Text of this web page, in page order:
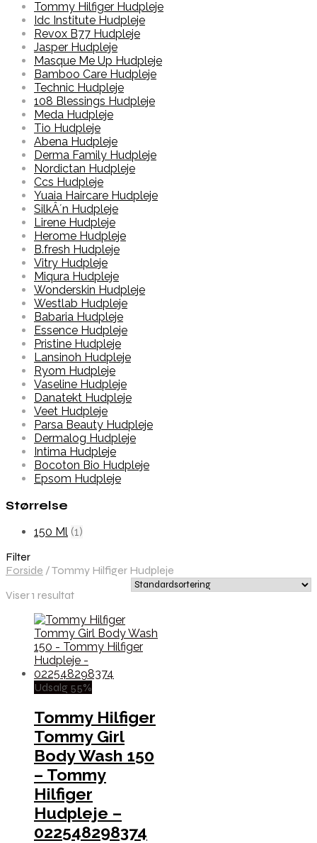
Tommy Hilfiger Hudpleje
Idc Institute Hudpleje
Revox B77 Hudpleje
Jasper Hudpleje
Masque Me Up Hudpleje
Bamboo Care Hudpleje
Technic Hudpleje
108 Blessings Hudpleje
Meda Hudpleje
Tio Hudpleje
Abena Hudpleje
Derma Family Hudpleje
Nordictan Hudpleje
Ccs Hudpleje
Yuaia Haircare Hudpleje
SilkÂ´n Hudpleje
Lirene Hudpleje
Herome Hudpleje
B.fresh Hudpleje
Vitry Hudpleje
Miqura Hudpleje
Wonderskin Hudpleje
Westlab Hudpleje
Babaria Hudpleje
Essence Hudpleje
Pristine Hudpleje
Lansinoh Hudpleje
Ryom Hudpleje
Vaseline Hudpleje
Danatekt Hudpleje
Veet Hudpleje
Parsa Beauty Hudpleje
Dermalog Hudpleje
Intima Hudpleje
Bocoton Bio Hudpleje
Epsom Hudpleje
Størrelse
150 Ml (1)
Filter
Forside /Tommy Hilfiger Hudpleje
Viser 1 resultat
Udsalg 55%
Tommy Hilfiger
Tommy Girl
Body Wash 150
– Tommy
Hilfiger
Hudpleje –
022548298374